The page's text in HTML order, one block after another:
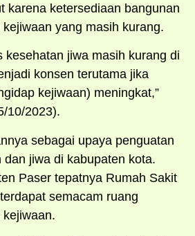
karena ketersediaan bangunan
yang masih kurang.
kesehatan jiwa masih kurang di
konsen terutama jika
kejiwaan) meningkat,”
10/2023).
sebagai upaya penguatan
dan jiwa di kabupaten kota.
Paser tepatnya Rumah Sakit
semacam ruang